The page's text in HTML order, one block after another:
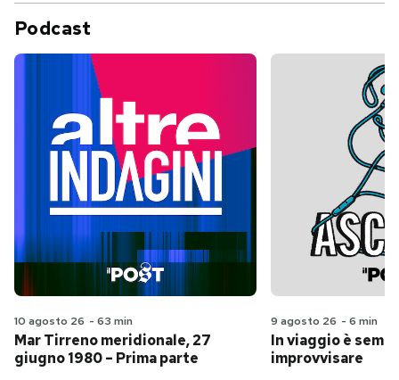
Podcast
10 agosto 26 - 63 min
Mar Tirreno meridionale, 27
giugno 1980 – Prima parte
9 agosto 26 - 6 min
In viaggio è
improvvisare